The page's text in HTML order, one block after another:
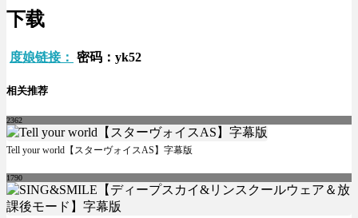
下载
度娘链接： 密码：yk52
相关推荐
2362
Tell your world【スターヴォイスAS】字幕版
1790